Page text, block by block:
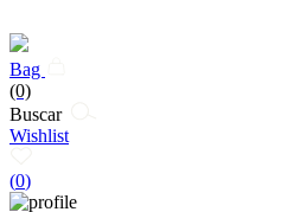
Bag
(0)
Buscar
Wishlist
(0)